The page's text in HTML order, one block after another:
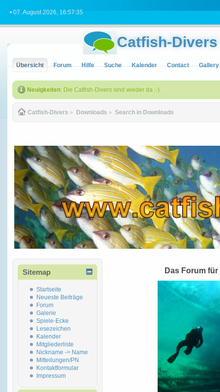
• 07. August 2026, 16:57:35
Catfish-Divers
Übersicht Forum Hilfe Suche Kalender Contact Gallery
Neuigkeiten: Die Catfish-Divers sind wieder da :-)
Catfish-Divers » Downloads » Search in Downloads
Sitemap
Startseite
Neueste Beiträge
Forum
Galerie
Spiele-Ecke
Lesezeichen
Kalender
Mitgliederliste
Nickname -> Name
Mitteilungen/PN
Kontaktformular
Impressum
Das Forum